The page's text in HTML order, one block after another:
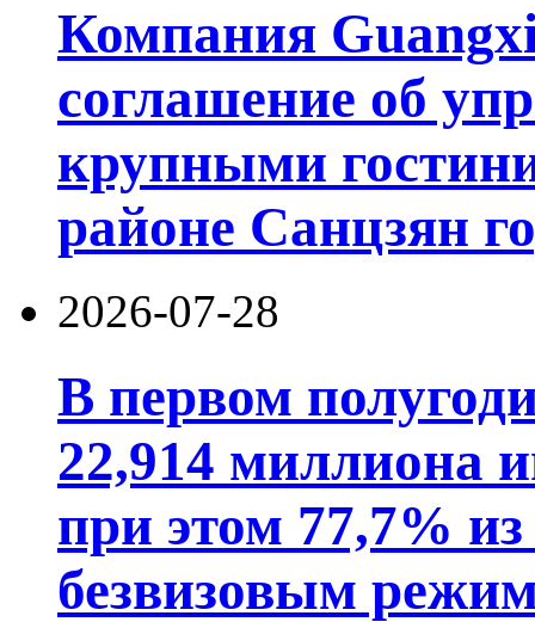
Компания
соглашение об
крупными
районе Санцзян
2026-07-28
В первом
22,914 миллиона
при этом 77,7%
безвизовым